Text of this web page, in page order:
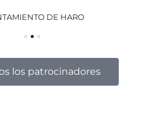
DE HARO
los patrocinadores